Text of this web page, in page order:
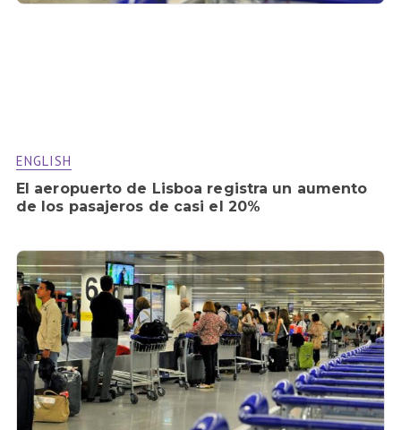
ENGLISH
El aeropuerto de Lisboa registra un aumento
de los pasajeros de casi el 20%